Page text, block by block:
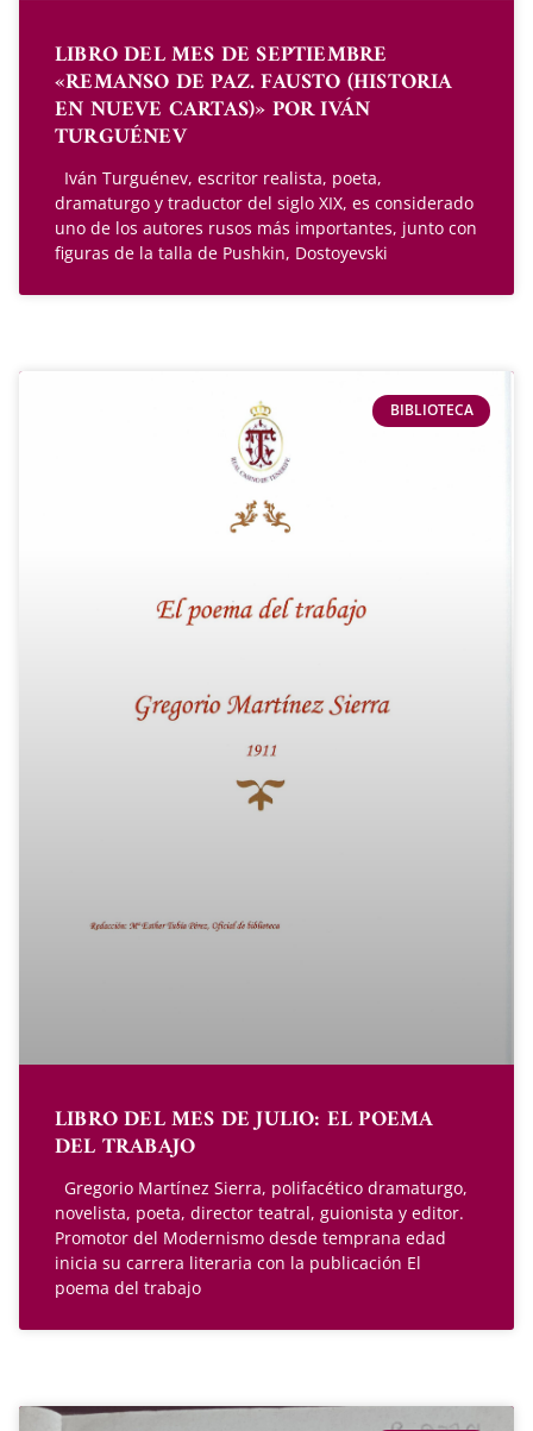
LIBRO DEL MES DE SEPTIEMBRE
«REMANSO DE PAZ. FAUSTO (HISTORIA
EN NUEVE CARTAS)» POR IVÁN
TURGUÉNEV
Iván Turguénev, escritor realista, poeta,
dramaturgo y traductor del siglo XIX, es considerado
uno de los autores rusos más importantes, junto con
figuras de la talla de Pushkin, Dostoyevski
BIBLIOTECA
LIBRO DEL MES DE JULIO: EL POEMA
DEL TRABAJO
Gregorio Martínez Sierra, polifacético dramaturgo,
novelista, poeta, director teatral, guionista y editor.
Promotor del Modernismo desde temprana edad
inicia su carrera literaria con la publicación El
poema del trabajo